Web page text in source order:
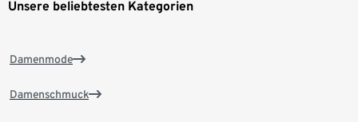
Unsere beliebtesten Kategorien
Damenmode
Damenschmuck